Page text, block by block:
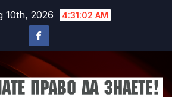
10th, 2026 4:31:05 AM